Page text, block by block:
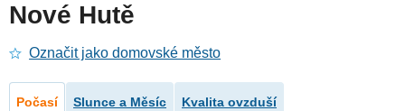
Nové Hutě
Označit jako domovské město
Počasí Slunce a Měsíc Kvalita ovzduší